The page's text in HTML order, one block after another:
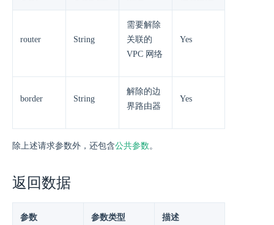
router String
需要解除
关联的
VPC 网络
Yes
border String
解除的边
界路由器
Yes
除上述请求参数外，还包含公共参数。
返回数据
参数 参数类型 描述